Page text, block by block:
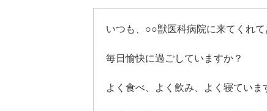
いつも、○○獣医科病院に来てくれて
毎日愉快に過ごしていますか？
よく食べ、よく飲み、よく寝ていま